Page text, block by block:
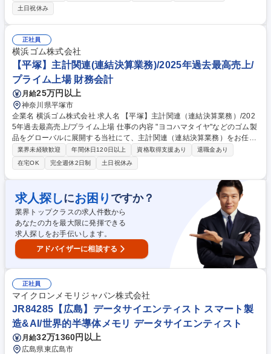
お任せ致します。 【詳細】■装置状態の維持・管理の為、日常点検ならび
にメンテナンス作業・業務効率意識を持ち、作業手順およびルールに従っ
て装置のメンテナンス作業に従事 ■コスト改善活動をサポート ■日々の問
題に関する上司、チームメンバー、関係者への報告・管理文書・教育資料
の内容の熟知とアップデートを実施 募集職種 JR80889【広島】障がい者
向け 半導体製造 装置保全スタッフ(シフト勤務)
土日祝休み
正社員
横浜ゴム株式会社
【平塚】主計関連(連結決算業務)/2025年過去最高売上/
プライム上場 財務会計
月給25万円以上
神奈川県平塚市
企業名 横浜ゴム株式会社 求人名 【平塚】主計関連（連結決算業務）/202
5年過去最高売上/プライム上場 仕事の内容 "ヨコハマタイヤ"などのゴム製
品をグローバルに展開する当社にて、主計関連（連結決算業務）をお任せ
します。長期的にファイナンスのプロフェッショナルとしてキャリアを形
成していきたい方を求めております。 横浜ゴムグループ約200社の連結を
担当することで、連結決算処理能力の向上や、日本基準のみならずIFRSに
基づいた会計判断・決算開示業務が経験できます。【詳細】■子会社 財務
諸表データの収集/確認 ■連結財務諸表の作成（単純合算、資本連結、各種
修正仕訳の対応） ■監査法人対応 ■各種開示書類の作成、開示（短信、有
価証券報告書など） ■予算比、前年比など連結決算分析 ■公表用 決算説明
資料の作成 募集職種 【平塚】主計関連（連結決算業務）/2025年過去最高
売上/プライム上場
業界未経験歓迎 年間休日120日以上 資格取得支援あり
退職金あり
在宅OK
完全週休2日制 土日祝休み
求人探しにお困り ですか？
業界トップクラスの求人件数から
あなたの力を最大限に発揮できる
求人探しをお手伝いします。
アドバイザーに相談する
正社員
マイクロンメモリジャパン株式会社
JR84285【広島】データサイエンティスト スマート製
造&AI/世界的半導体メモリ データサイエンティスト
月給32万1360円以上
広島県東広島市